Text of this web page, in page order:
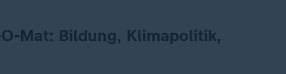
Mat: Bildung, Klimapolitik,